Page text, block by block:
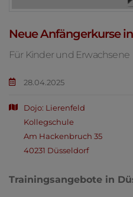
Neue Anfängerkurse
Für Kinder und Erwachsene
28.04.2025
Dojo: Lierenfeld
Kollegschule
Am Hackenbruch 35
40231 Düsseldorf
Trainingsangebote in